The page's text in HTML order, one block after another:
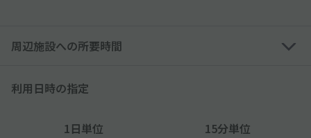
◇駐車スペースには「車止め」がありません。ご了承ください。
◇住宅街にあるので、周辺の住民・対向車・騒音などにはご注意
周辺施設への所要時間
利用日時の指定
1日単位 15分単位